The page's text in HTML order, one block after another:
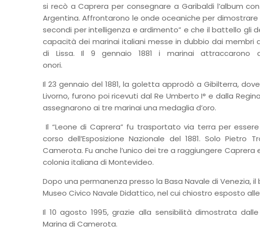
si recò a Caprera per consegnare a Garibaldi l’album
Argentina. Affrontarono le onde oceaniche per
secondi per intelligenza e ardimento” e che il battello gli
capacità dei marinai italiani messe in dubbio dai membri
di Lissa. Il 9 gennaio 1881 i marinai attraccarono
onori.
Il 23 gennaio del 1881, la goletta approdò a Gibilterra,
Livorno, furono poi ricevuti dal Re Umberto I° e dalla
assegnarono ai tre marinai una medaglia d’oro.
Il “Leone di Caprera” fu trasportato via terra per
corso dell’Esposizione Nazionale del 1881. Solo
Camerota. Fu anche l’unico dei tre a raggiungere
colonia italiana di Montevideo.
Dopo una permanenza presso la Basa Navale di
Museo Civico Navale Didattico, nel cui chiostro esposto
Il 10 agosto 1995, grazie alla sensibilità dimostrata
Marina di Camerota.